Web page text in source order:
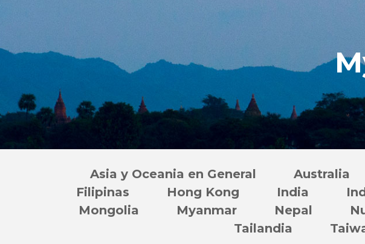
Asia y Oceania en General Australia
Filipinas
Hong Kong India
Mongolia
Myanmar Nepal
Tailandia